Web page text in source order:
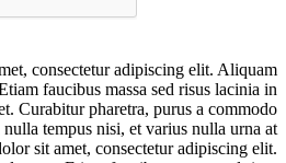
consectetur adipiscing elit. Aliquam
faucibus massa sed risus lacinia in
Curabitur pharetra, purus a commodo
tempus nisi, et varius nulla urna at
sit amet, consectetur adipiscing elit.